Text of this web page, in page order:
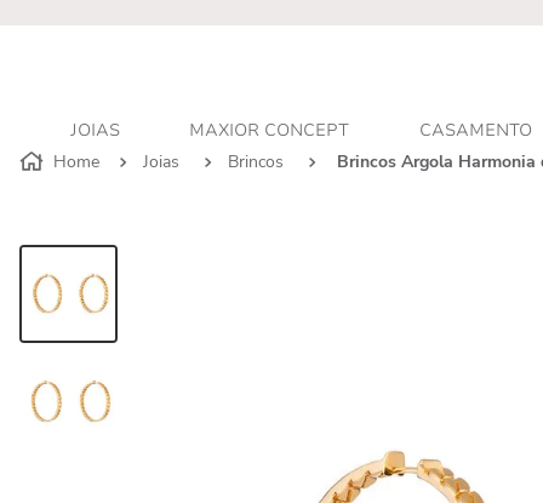
JOIAS MAXIOR CONCEPT
CASAMENTO
Joias
Brincos Brincos Argola Harmonia